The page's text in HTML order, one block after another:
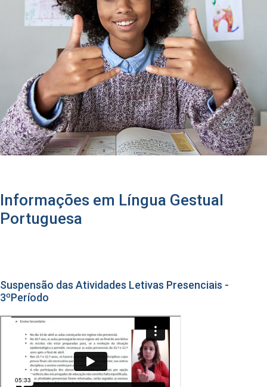
Informações em Língua Gestual
Portuguesa
Suspensão das Atividades Letivas Presenciais -
3ºPeríodo